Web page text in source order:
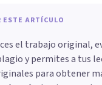
ESTE ARTÍCULO
el trabajo original,
y permites a tus
para obtener